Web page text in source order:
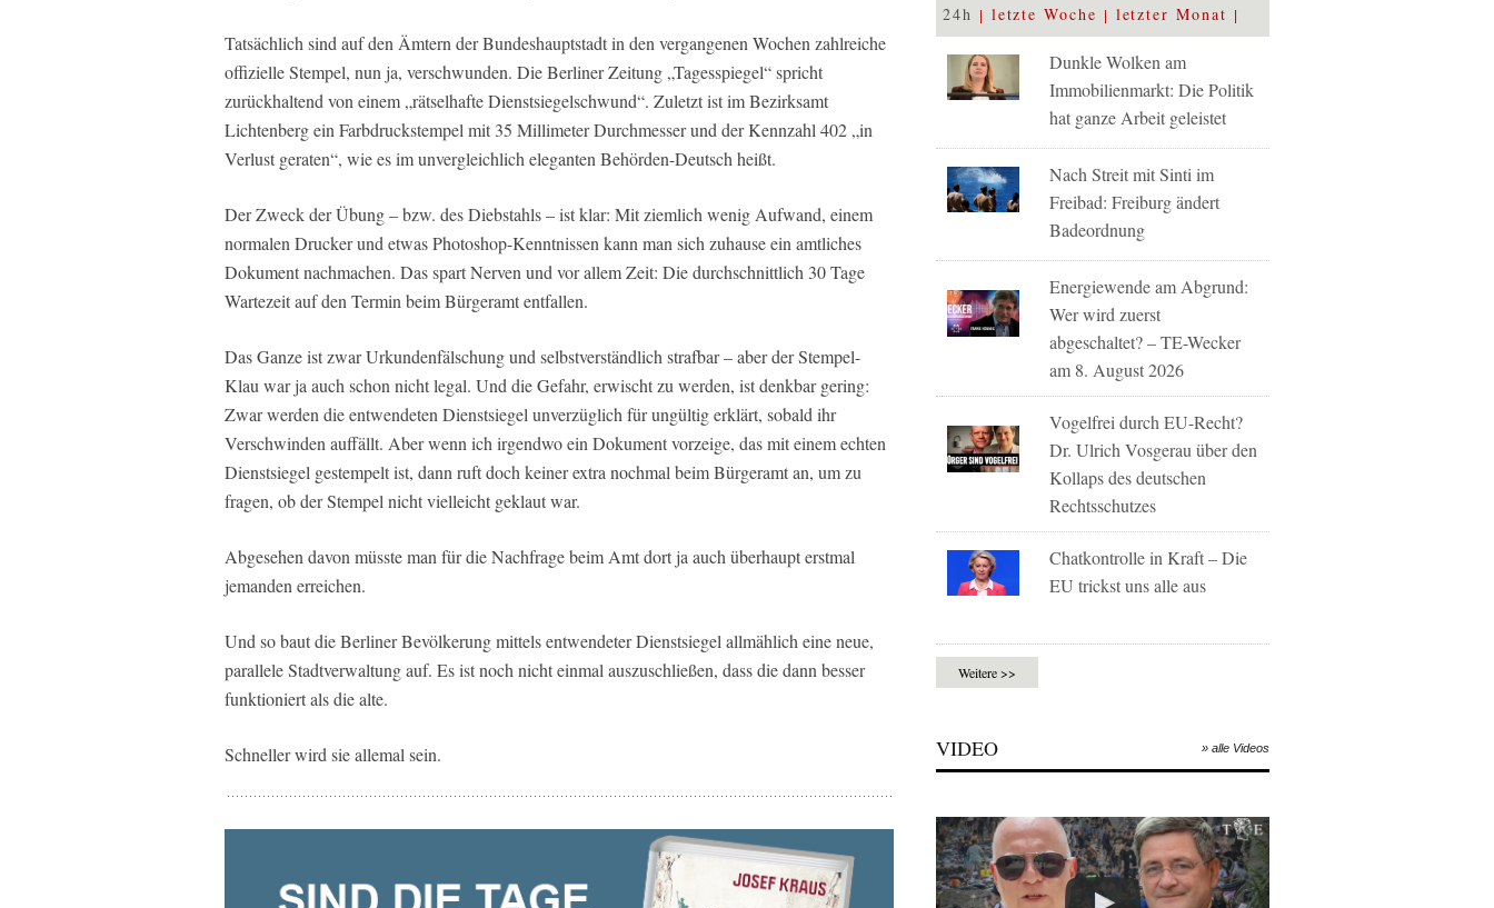
Tatsächlich sind auf den Ämtern der Bundeshauptstadt in den vergangenen Wochen zahlreiche
offizielle Stempel, nun ja, verschwunden. Die Berliner Zeitung „Tagesspiegel“ spricht
zurückhaltend von einem „rätselhafte Dienstsiegelschwund“. Zuletzt ist im Bezirksamt
Lichtenberg ein Farbdruckstempel mit 35 Millimeter Durchmesser und der Kennzahl 402 „in
Verlust geraten“, wie es im unvergleichlich eleganten Behörden-Deutsch heißt.
Der Zweck der Übung – bzw. des Diebstahls – ist klar: Mit ziemlich wenig Aufwand, einem
normalen Drucker und etwas Photoshop-Kenntnissen kann man sich zuhause ein amtliches
Dokument nachmachen. Das spart Nerven und vor allem Zeit: Die durchschnittlich 30 Tage
Wartezeit auf den Termin beim Bürgeramt entfallen.
Das Ganze ist zwar Urkundenfälschung und selbstverständlich strafbar – aber der Stempel-
Klau war ja auch schon nicht legal. Und die Gefahr, erwischt zu werden, ist denkbar gering:
Zwar werden die entwendeten Dienstsiegel unverzüglich für ungültig erklärt, sobald ihr
Verschwinden auffällt. Aber wenn ich irgendwo ein Dokument vorzeige, das mit einem echten
Dienstsiegel gestempelt ist, dann ruft doch keiner extra nochmal beim Bürgeramt an, um zu
fragen, ob der Stempel nicht vielleicht geklaut war.
Abgesehen davon müsste man für die Nachfrage beim Amt dort ja auch überhaupt erstmal
jemanden erreichen.
Und so baut die Berliner Bevölkerung mittels entwendeter Dienstsiegel allmählich eine neue,
parallele Stadtverwaltung auf. Es ist noch nicht einmal auszuschließen, dass die dann besser
funktioniert als die alte.
Schneller wird sie allemal sein.
24h letzte Woche letzter Monat
Dunkle Wolken am
Immobilienmarkt: Die Politik
hat ganze Arbeit geleistet
Nach Streit mit Sinti im
Freibad: Freiburg ändert
Badeordnung
Energiewende am Abgrund:
Wer wird zuerst
abgeschaltet? – TE-Wecker
am 8. August 2026
Vogelfrei durch EU-Recht?
Dr. Ulrich Vosgerau über den
Kollaps des deutschen
Rechtsschutzes
Chatkontrolle in Kraft – Die
EU trickst uns alle aus
Weitere >>
VIDEO » alle Videos